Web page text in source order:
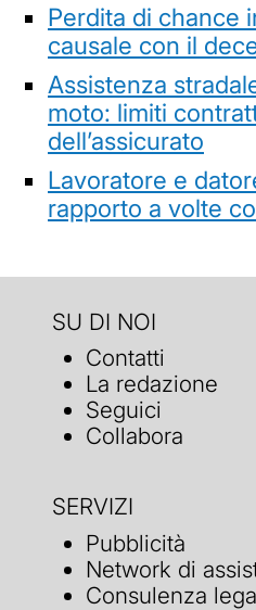
Perdita di chance
causale con il
Assistenza
moto: limiti
dell’assicurato
Lavoratore e
rapporto a volte
SU DI NOI
Contatti
La redazione
Seguici
Collabora
SERVIZI
Pubblicità
Network di
Consulenza